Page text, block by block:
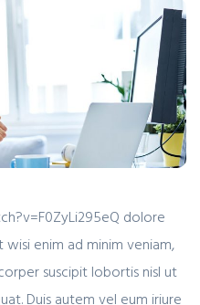
dolore
enim ad minim veniam,
suscipit lobortis nisl ut
Duis autem vel eum iriure